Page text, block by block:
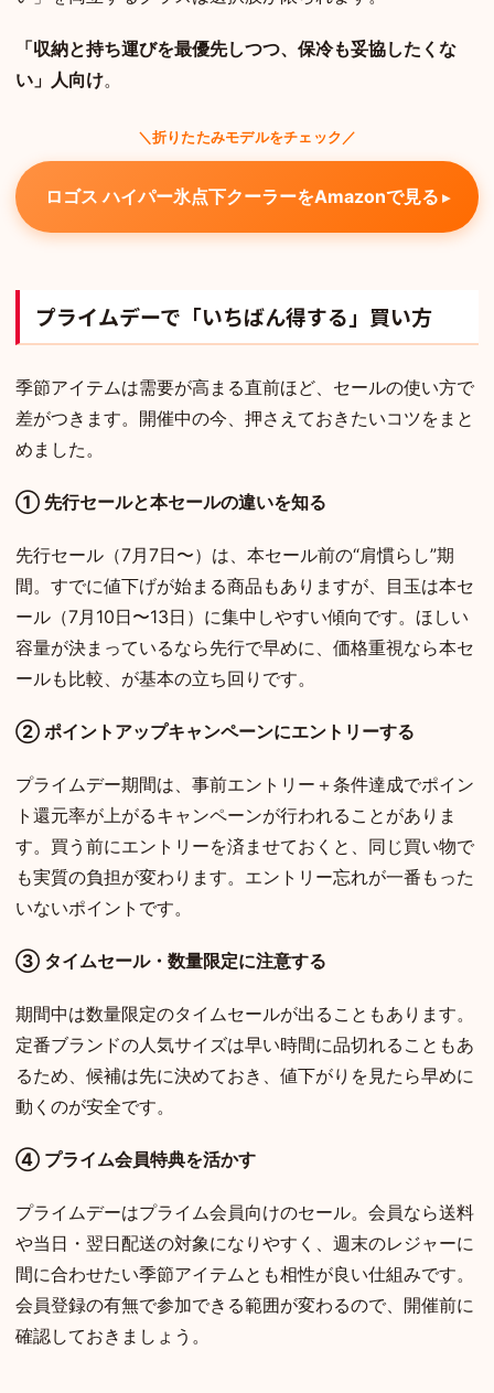
「収納と持ち運びを最優先しつつ、保冷も妥協したくな
い」人向け。
＼折りたたみモデルをチェック／
ロゴス ハイパー氷点下クーラーをAmazonで見る
プライムデーで「いちばん得する」買い方
季節アイテムは需要が高まる直前ほど、セールの使い方で
差がつきます。開催中の今、押さえておきたいコツをまと
めました。
① 先行セールと本セールの違いを知る
先行セール（7月7日〜）は、本セール前の“肩慣らし”期
間。すでに値下げが始まる商品もありますが、目玉は本セ
ール（7月10日〜13日）に集中しやすい傾向です。ほしい
容量が決まっているなら先行で早めに、価格重視なら本セ
ールも比較、が基本の立ち回りです。
② ポイントアップキャンペーンにエントリーする
プライムデー期間は、事前エントリー＋条件達成でポイン
ト還元率が上がるキャンペーンが行われることがありま
す。買う前にエントリーを済ませておくと、同じ買い物で
も実質の負担が変わります。エントリー忘れが一番もった
いないポイントです。
③ タイムセール・数量限定に注意する
期間中は数量限定のタイムセールが出ることもあります。
定番ブランドの人気サイズは早い時間に品切れることもあ
るため、候補は先に決めておき、値下がりを見たら早めに
動くのが安全です。
④ プライム会員特典を活かす
プライムデーはプライム会員向けのセール。会員なら送料
や当日・翌日配送の対象になりやすく、週末のレジャーに
間に合わせたい季節アイテムとも相性が良い仕組みです。
会員登録の有無で参加できる範囲が変わるので、開催前に
確認しておきましょう。